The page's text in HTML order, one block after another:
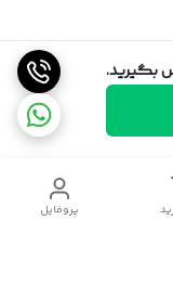
بگیرید.
پروفایل